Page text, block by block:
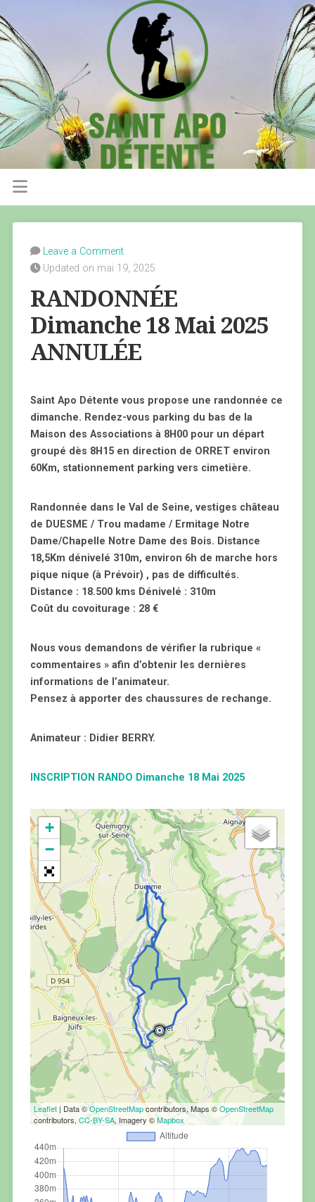
Leave a Comment
Updated on mai 19, 2025
RANDONNÉE
Dimanche 18 Mai 2025
ANNULÉE
Saint Apo Détente vous propose une randonnée ce
dimanche. Rendez-vous parking du bas de la
Maison des Associations à 8H00 pour un départ
groupé dès 8H15 en direction de ORRET environ
60Km, stationnement parking vers cimetière.
Randonnée dans le Val de Seine, vestiges château
de DUESME / Trou madame / Ermitage Notre
Dame/Chapelle Notre Dame des Bois. Distance
18,5Km dénivelé 310m, environ 6h de marche hors
pique nique (à Prévoir) , pas de difficultés.
Distance : 18.500 kms Dénivelé : 310m
Coût du covoiturage : 28 €
Nous vous demandons de vérifier la rubrique «
commentaires » afin d’obtenir les dernières
informations de l’animateur.
Pensez à apporter des chaussures de rechange.
Animateur : Didier BERRY.
INSCRIPTION RANDO Dimanche 18 Mai 2025
+
−
Leaflet| Data ©OpenStreetMapcontributors, Maps ©OpenStreetMap
contributors, CC-BY-SA, Imagery ©Mapbox